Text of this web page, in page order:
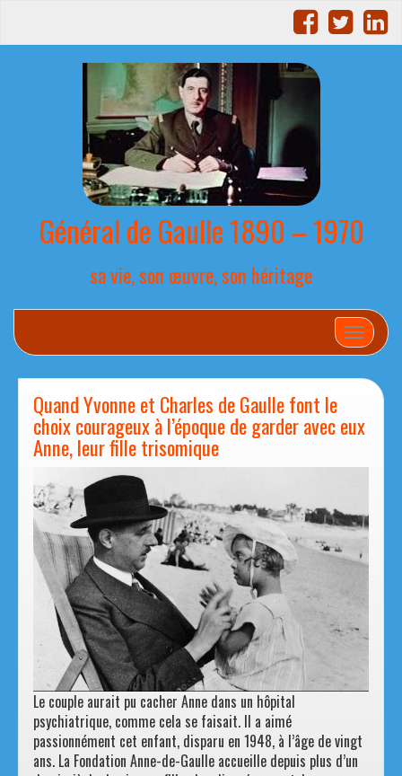
Général de Gaulle 1890 – 1970
sa vie, son œuvre, son héritage
Quand Yvonne et Charles de Gaulle font le
choix courageux à l’époque de garder avec eux
Anne, leur fille trisomique
Le couple aurait pu cacher Anne dans un hôpital
psychiatrique, comme cela se faisait. Il a aimé
passionnément cet enfant, disparu en 1948, à l’âge de vingt
ans. La Fondation Anne-de-Gaulle accueille depuis plus d’un